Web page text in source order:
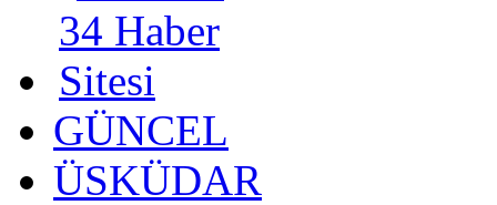
GÜNCEL
ÜSKÜDAR